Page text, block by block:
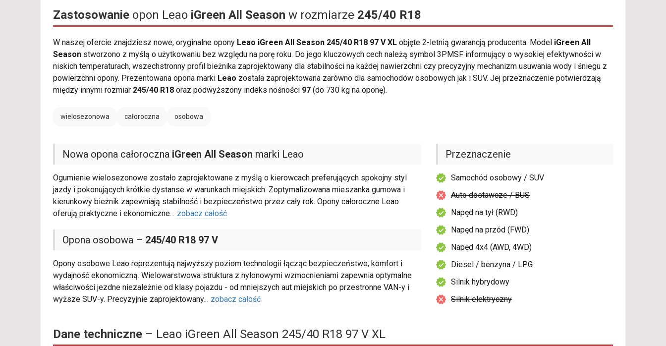
Zastosowanie opon Leao iGreen All Season w rozmiarze 245/40 R18
W naszej ofercie znajdziesz nowe, oryginalne opony Leao iGreen All Season 245/40 R18 97 V XL objęte 2-letnią gwarancją producenta. Model iGreen All
Season stworzono z myślą o użytkowaniu bez względu na porę roku. Do jego kluczowych cech należą symbol 3PMSF informujący o wysokiej efektywności w
niskich temperaturach, wszechstronny profil bieżnika zaprojektowany dla stabilności na każdej nawierzchni czy precyzyjny mechanizm usuwania wody i śniegu z
powierzchni opony. Prezentowana opona marki Leao została zaprojektowana zarówno dla samochodów osobowych jak i SUV. Jej przeznaczenie potwierdzają
między innymi rozmiar 245/40 R18 oraz podwyższony indeks nośności 97 (do 730 kg na oponę).
wielosezonowa całoroczna osobowa
Nowa opona całoroczna iGreen All Season marki Leao
Ogumienie wielosezonowe zostało zaprojektowane z myślą o kierowcach preferujących spokojny styl
jazdy i pokonujących krótkie dystanse w warunkach miejskich. Zoptymalizowana mieszanka gumowa i
kierunkowy bieżnik zapewniają stabilność i bezpieczeństwo przez cały rok. Opony całoroczne Leao
oferują praktyczne i ekonomiczne... zobacz całość
Opona osobowa – 245/40 R18 97 V
Opony osobowe Leao reprezentują najwyższy poziom technologii łącząc bezpieczeństwo, komfort i
wydajność ekonomiczną. Wielowarstwowa struktura z nylonowymi wzmocnieniami zapewnia optymalne
właściwości jezdne niezależnie od klasy pojazdu - od mniejszych aut miejskich po przestronne VAN-y i
wyższe SUV-y. Precyzyjnie zaprojektowany... zobacz całość
Przeznaczenie
Samochód osobowy / SUV
Auto dostawcze / BUS
Napęd na tył (RWD)
Napęd na przód (FWD)
Napęd 4x4 (AWD, 4WD)
Diesel / benzyna / LPG
Silnik hybrydowy
Silnik elektryczny
Dane techniczne – Leao iGreen All Season 245/40 R18 97 V XL